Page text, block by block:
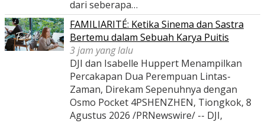
dari seberapa…
FAMILIARITÉ: Ketika Sinema dan Sastra
Bertemu dalam Sebuah Karya Puitis
3 jam yang lalu
DJI dan Isabelle Huppert Menampilkan
Percakapan Dua Perempuan Lintas-
Zaman, Direkam Sepenuhnya dengan
Osmo Pocket 4PSHENZHEN, Tiongkok, 8
Agustus 2026 /PRNewswire/ -- DJI,